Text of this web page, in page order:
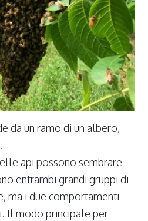
da un ramo di un albero,
api possono sembrare
entrambi grandi gruppi di
ma i due comportamenti
Il modo principale per